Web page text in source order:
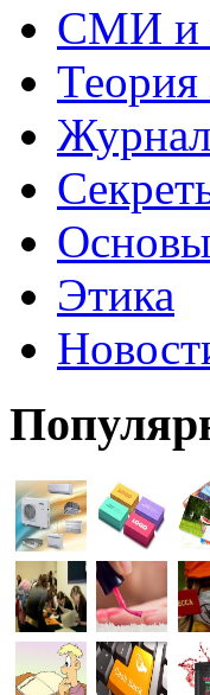
СМИ и
Этика